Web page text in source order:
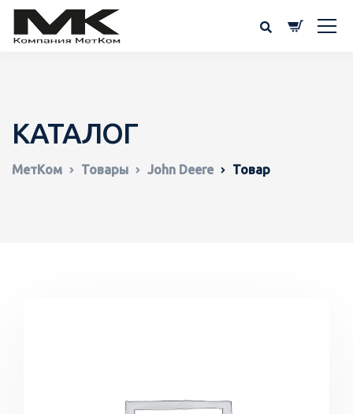
КАТАЛОГ
МетКом Товары John Deere Товар